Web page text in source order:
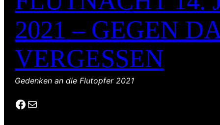
2021 – GEGEN
VERGESSEN
Gedenken an die Flutopfer 2021
Facebook
E-Mail